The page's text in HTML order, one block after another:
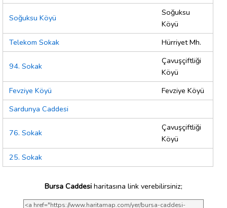
Soğuksu Köyü
Soğuksu
Köyü
Telekom Sokak
Hürriyet Mh.
94. Sokak
Çavuşçiftliği
Köyü
Fevziye Köyü
Fevziye Köyü
Sardunya Caddesi
76. Sokak
Çavuşçiftliği
Köyü
25. Sokak
Bursa Caddesi haritasına link verebilirsiniz;